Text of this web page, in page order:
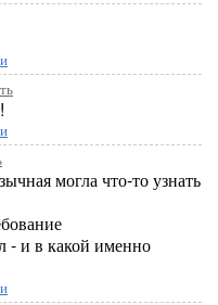
могла что-то узнать
- и в какой именно